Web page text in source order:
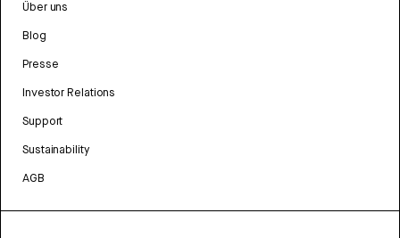
Über uns
Blog
Presse
Investor Relations
Support
Sustainability
AGB